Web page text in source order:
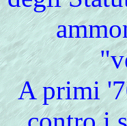
A primi